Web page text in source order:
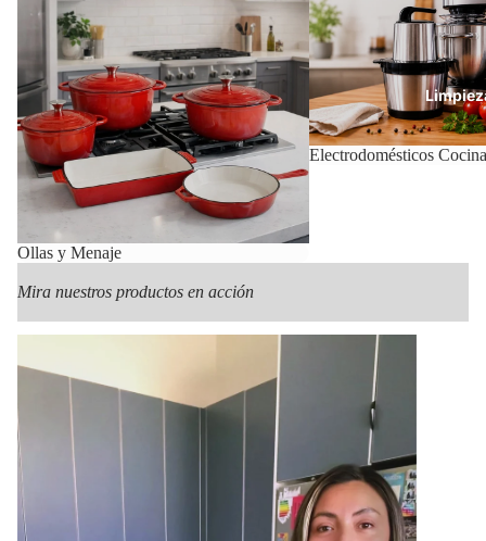
Ollas y Menaje
Electrodomésticos Cocina
Mira nuestros productos en acción